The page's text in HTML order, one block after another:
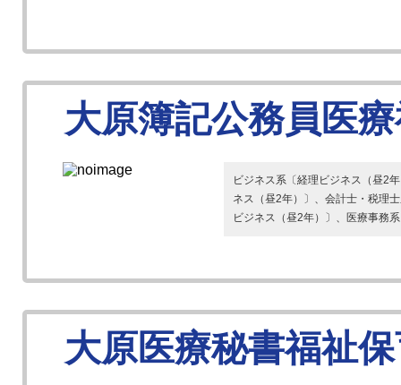
大原簿記公務員医
ビジネス系〔経理ビジネス（昼2
ネス（昼2年）〕、会計士・税理
ビジネス（昼2年）〕、医療事務
大原医療秘書福祉